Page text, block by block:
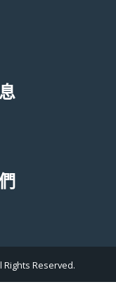
Rights Reserved.